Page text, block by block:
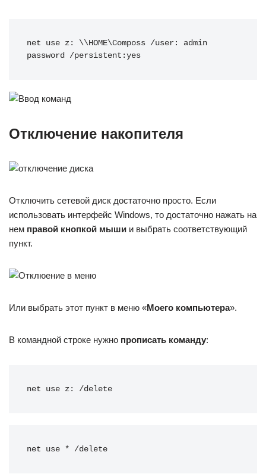
net use z: \\HOME\Composs /user: admin
password /persistent:yes
Отключение накопителя
Отключить сетевой диск достаточно просто. Если
использовать интерфейс Windows, то достаточно нажать на
нем правой кнопкой мыши и выбрать соответствующий
пункт.
Или выбрать этот пункт в меню «Моего компьютера».
В командной строке нужно прописать команду:
net use z: /delete
net use * /delete